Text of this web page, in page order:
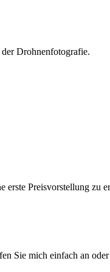
Drohnenfotografie.
erste Preisvorstellung zu
Sie mich einfach an